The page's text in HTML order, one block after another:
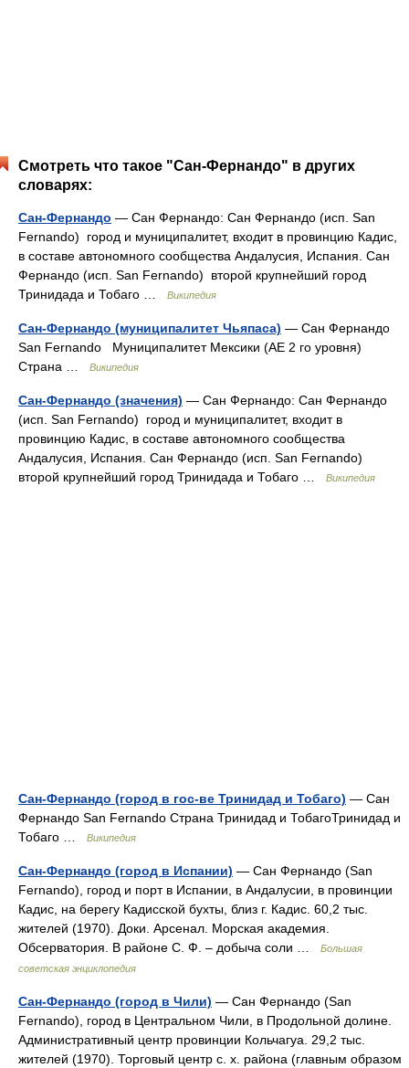
Смотреть что такое "Сан-Фернандо" в других
словарях:
Сан-Фернандо — Сан Фернандо: Сан Фернандо (исп. San
Fernando) город и муниципалитет, входит в провинцию Кадис,
в составе автономного сообщества Андалусия, Испания. Сан
Фернандо (исп. San Fernando) второй крупнейший город
Тринидада и Тобаго …
Википедия
Сан-Фернандо (муниципалитет Чьяпаса) — Сан Фернандо
San Fernando Муниципалитет Мексики (АЕ 2 го уровня)
Страна …
Википедия
Сан-Фернандо (значения) — Сан Фернандо: Сан Фернандо
(исп. San Fernando) город и муниципалитет, входит в
провинцию Кадис, в составе автономного сообщества
Андалусия, Испания. Сан Фернандо (исп. San Fernando)
второй крупнейший город Тринидада и Тобаго …
Википедия
Сан-Фернандо (город в гос-ве Тринидад и Тобаго) — Сан
Фернандо San Fernando Страна Тринидад и ТобагоТринидад и
Тобаго …
Википедия
Сан-Фернандо (город в Испании) — Сан Фернандо (San
Fernando), город и порт в Испании, в Андалусии, в провинции
Кадис, на берегу Кадисской бухты, близ г. Кадис. 60,2 тыс.
жителей (1970). Доки. Арсенал. Морская академия.
Обсерватория. В районе С. Ф. ‒ добыча соли …
Большая
советская энциклопедия
Сан-Фернандо (город в Чили) — Сан Фернандо (San
Fernando), город в Центральном Чили, в Продольной долине.
Административный центр провинции Кольчагуа. 29,2 тыс.
жителей (1970). Торговый центр с. х. района (главным образом